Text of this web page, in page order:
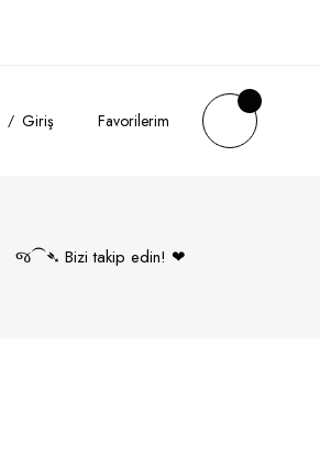
Giriş Favorilerim
જ⁀➴ Bizi takip edin! ❤︎